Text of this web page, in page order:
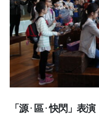
「源 · 區 · 快閃」表演